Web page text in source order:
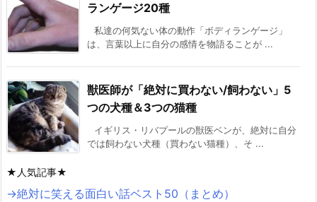
ランゲージ20種
私達の何気ない体の動作「ボディランゲージ」
は、言葉以上に自分の感情を物語ることが ...
獣医師が「絶対に買わない/飼わない」5
つの犬種＆3つの猫種
イギリス・リバプールの獣医ベンが、絶対に自分
では飼わない犬種（買わない猫種）、そ ...
★人気記事★
→絶対に笑える面白い話ベスト50（まとめ）